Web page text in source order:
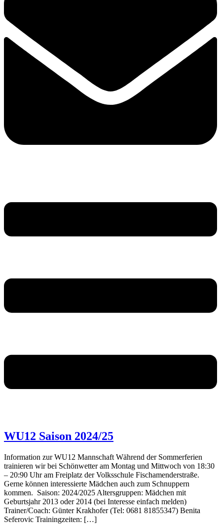
WU12 Saison 2024/25
Information zur WU12 Mannschaft Während der Sommerferien
trainieren wir bei Schönwetter am Montag und Mittwoch von 18:30
– 20:90 Uhr am Freiplatz der Volksschule Fischamenderstraße.
Gerne können interessierte Mädchen auch zum Schnuppern
kommen. Saison: 2024/2025 Altersgruppen: Mädchen mit
Geburtsjahr 2013 oder 2014 (bei Interesse einfach melden)
Trainer/Coach: Günter Krakhofer (Tel: 0681 81855347) Benita
Seferovic Trainingzeiten: […]